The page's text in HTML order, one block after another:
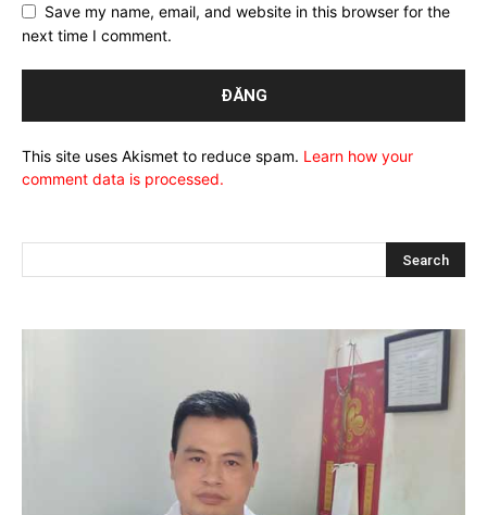
Save my name, email, and website in this browser for the
next time I comment.
This site uses Akismet to reduce spam. Learn how your
comment data is processed.